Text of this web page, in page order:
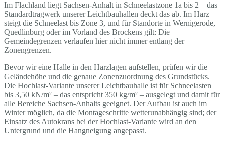
Im Flachland liegt Sachsen-Anhalt in Schneelastzone 1a bis 2 – das
Standardtragwerk unserer Leichtbauhallen deckt das ab. Im Harz
steigt die Schneelast bis Zone 3, und für Standorte in Wernigerode,
Quedlinburg oder im Vorland des Brockens gilt: Die
Gemeindegrenzen verlaufen hier nicht immer entlang der
Zonengrenzen.
Bevor wir eine Halle in den Harzlagen aufstellen, prüfen wir die
Geländehöhe und die genaue Zonenzuordnung des Grundstücks.
Die Hochlast-Variante unserer Leichtbauhalle ist für Schneelasten
bis 3,50 kN/m² – das entspricht 350 kg/m² – ausgelegt und damit für
alle Bereiche Sachsen-Anhalts geeignet. Der Aufbau ist auch im
Winter möglich, da die Montageschritte wetterunabhängig sind; der
Einsatz des Autokrans bei der Hochlast-Variante wird an den
Untergrund und die Hangneigung angepasst.